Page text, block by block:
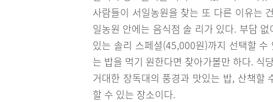
사람들이 서일농원을 찾는 또 다른 이유는
일농원 안에는 음식점 솔 리가 있다. 부담
있는 솔리 스페셜(45,000원)까지 선택할
는 밥을 먹기 원한다면 찾아가볼만 하다.
거대한 장독대의 풍경과 맛있는 밥, 산책할
할 수 있는 장소이다.